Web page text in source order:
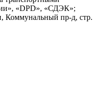
«DPD», «СДЭК»;
Коммунальный пр-д, стр.